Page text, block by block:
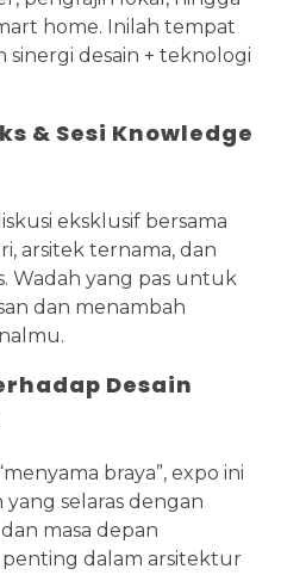
home. Inilah tempat
desain + teknologi
& Sesi Knowledge
eksklusif bersama
arsitek ternama, dan
Wadah yang pas untuk
dan menambah
Desain
braya”, expo ini
selaras dengan
masa depan
dalam arsitektur